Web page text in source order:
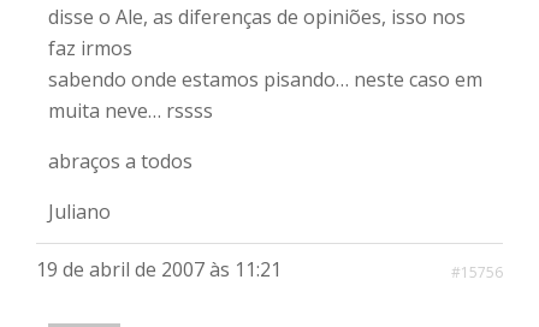
disse o Ale, as diferenças de opiniões, isso nos
faz irmos
sabendo onde estamos pisando… neste caso em
muita neve… rssss
abraços a todos
Juliano
19 de abril de 2007 às 11:21 #15756